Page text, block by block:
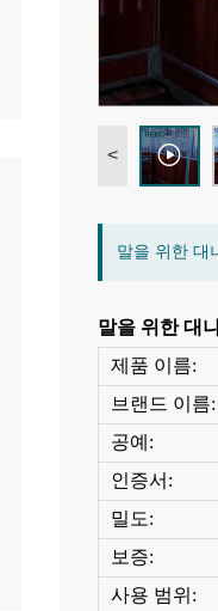
대나무 목재 압축 테라스
<
말을 위한 대
말을 위한 대
제품 이름:
브랜드 이름:
공예:
인증서:
밀도:
보증:
사용 범위: